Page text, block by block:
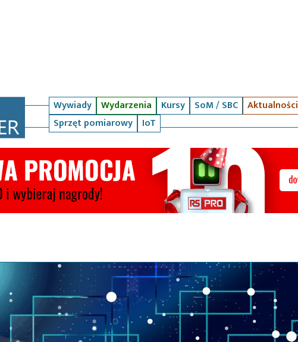
Wywiady Wydarzenia Kursy SoM / SBC Aktualności
Sprzęt pomiarowy
IoT